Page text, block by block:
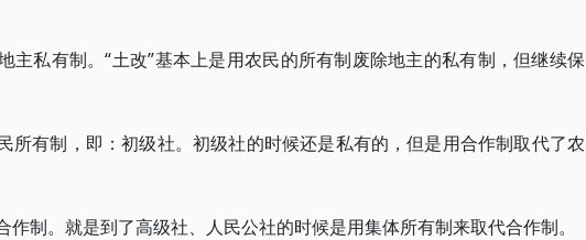
主私有制。“土改”基本上是用农民的所有制废除地主的私有制，但继续保
所有制，即：初级社。初级社的时候还是私有的，但是用合作制取代了农
作制。就是到了高级社、人民公社的时候是用集体所有制来取代合作制。